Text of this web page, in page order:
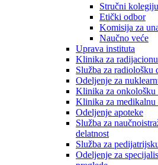
Stručni
Etički odbor
Komisija za
Naučno veće
Uprava instituta
Klinika za
Služba za radiološku
Odeljenje za
Klinika za onkološku
Klinika za
Odeljenje apoteke
Služba za
delatnost
Služba za
Odeljenje za